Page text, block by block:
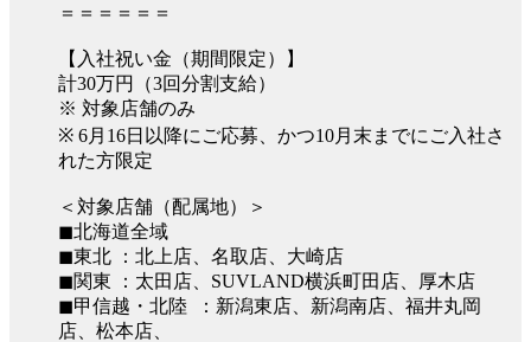
＝＝＝＝＝＝
【入社祝い金（期間限定）】
計30万円（3回分割支給）
※ 対象店舗のみ
※ 6月16日以降にご応募、かつ10月末までにご入社さ
れた方限定
＜対象店舗（配属地）＞
◼︎北海道全域
◼︎東北 ：北上店、名取店、大崎店
◼︎関東 ：太田店、SUVLAND横浜町田店、厚木店
◼︎甲信越・北陸 ：新潟東店、新潟南店、福井丸岡
店、松本店、